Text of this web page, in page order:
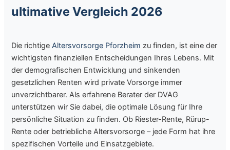
ultimative Vergleich 2026
Die richtigeAltersvorsorge Pforzheim zu finden, ist eine der
wichtigsten finanziellen Entscheidungen Ihres Lebens. Mit
der demografischen Entwicklung und sinkenden
gesetzlichen Renten wird private Vorsorge immer
unverzichtbarer. Als erfahrene Berater der DVAG
unterstützen wir Sie dabei, die optimale Lösung für Ihre
persönliche Situation zu finden. Ob Riester-Rente, Rürup-
Rente oder betriebliche Altersvorsorge – jede Form hat ihre
spezifischen Vorteile und Einsatzgebiete.